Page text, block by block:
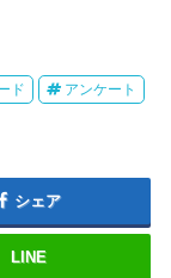
ド
アンケート
シェア
LINE